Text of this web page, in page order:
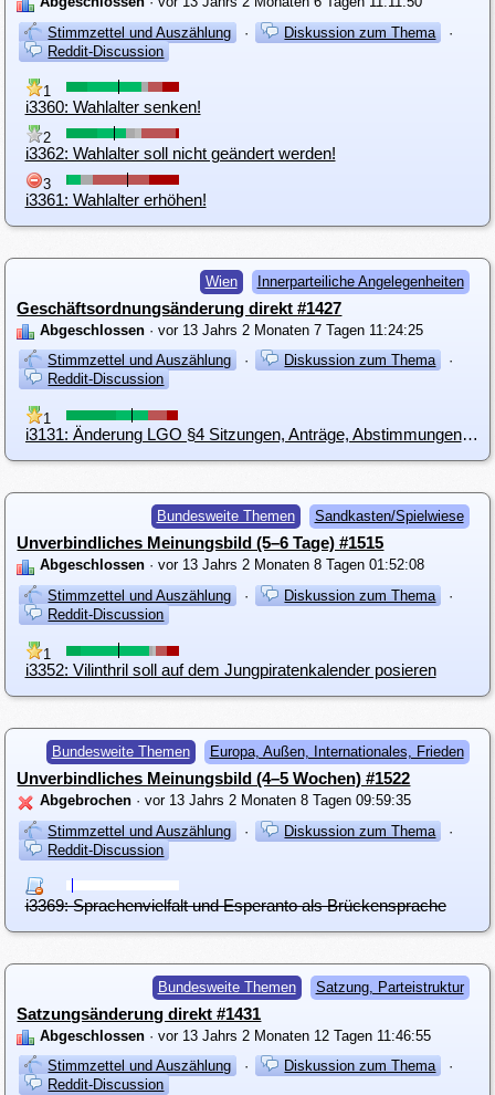
Stimmzettel und Auszählung
· Diskussion zum Thema
·
Reddit-Discussion
1
i3360: Wahlalter senken!
2
i3362: Wahlalter soll nicht geändert werden!
3
i3361: Wahlalter erhöhen!
Wien Innerparteiliche Angelegenheiten
Geschäftsordnungsänderung direkt #1427
Abgeschlossen · vor 13 Jahrs 2 Monaten 7 Tagen 11:24:25
Stimmzettel und Auszählung
· Diskussion zum Thema
·
Reddit-Discussion
1
i3131: Änderung LGO §4 Sitzungen, Anträge, Abstimmungen (3) Abstimmungen über Anträge
Bundesweite Themen Sandkasten/Spielwiese
Unverbindliches Meinungsbild (5–6 Tage) #1515
Abgeschlossen · vor 13 Jahrs 2 Monaten 8 Tagen 01:52:08
Stimmzettel und Auszählung
· Diskussion zum Thema
·
Reddit-Discussion
1
i3352: Vilinthril soll auf dem Jungpiratenkalender posieren
Bundesweite Themen Europa, Außen, Internationales, Frieden
Unverbindliches Meinungsbild (4–5 Wochen) #1522
Abgebrochen · vor 13 Jahrs 2 Monaten 8 Tagen 09:59:35
Stimmzettel und Auszählung
· Diskussion zum Thema
·
Reddit-Discussion
i3369: Sprachenvielfalt und Esperanto als Brückensprache
Bundesweite Themen Satzung, Parteistruktur
Satzungsänderung direkt #1431
Abgeschlossen · vor 13 Jahrs 2 Monaten 12 Tagen 11:46:55
Stimmzettel und Auszählung
· Diskussion zum Thema
·
Reddit-Discussion